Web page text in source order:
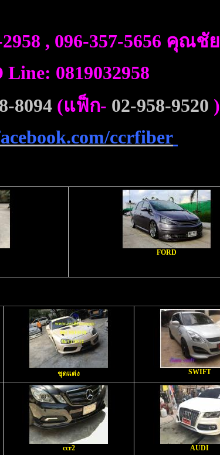
, 096-357-5656 คุณชัย
Line: 0819032958
8094(แฟ็ก- 02-958-9520 )
ccrfiber
FORD
ชุดแต่ง SWIFT
ccr2 AUDI